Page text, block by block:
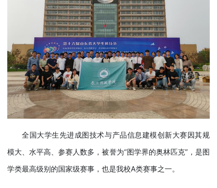
全国大学生先进成图技术与产品信息建模创新大赛因其规
模大、水平高、参赛人数多，被誉为“图学界的奥林匹克”，是图
学类最高级别的国家级赛事，也是我校A类赛事之一。